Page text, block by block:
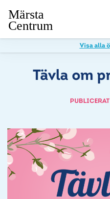
Visa alla
Tävla om